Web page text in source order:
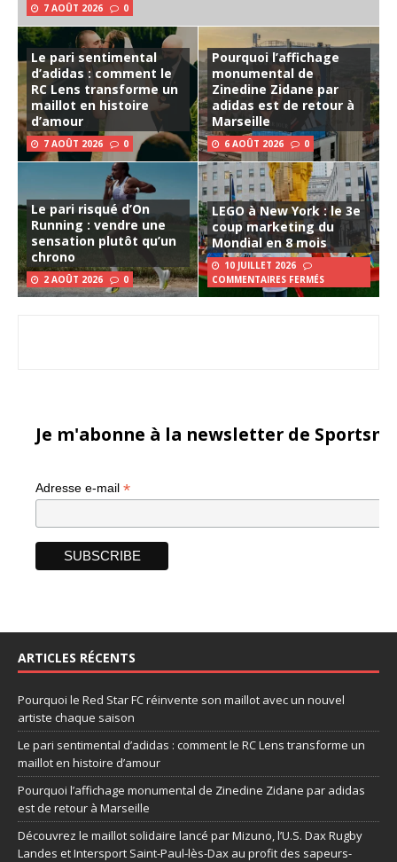
7 AOÛT 2026 0
Le pari sentimental
d’adidas : comment le
RC Lens transforme un
maillot en histoire
d’amour
7 AOÛT 2026 0
Pourquoi l’affichage
monumental de
Zinedine Zidane par
adidas est de retour à
Marseille
6 AOÛT 2026 0
Le pari risqué d’On
Running : vendre une
sensation plutôt qu’un
chrono
2 AOÛT 2026 0
LEGO à New York : le 3e
coup marketing du
Mondial en 8 mois
10 JUILLET 2026
COMMENTAIRES FERMÉS
Je m'abonne à la newsletter de
Adresse e-mail *
ARTICLES RÉCENTS
Pourquoi le Red Star FC réinvente son maillot avec un nouvel
artiste chaque saison
Le pari sentimental d’adidas : comment le RC Lens transforme un
maillot en histoire d’amour
Pourquoi l’affichage monumental de Zinedine Zidane par adidas
est de retour à Marseille
Découvrez le maillot solidaire lancé par Mizuno, l’U.S. Dax Rugby
Landes et Intersport Saint-Paul-lès-Dax au profit des sapeurs-